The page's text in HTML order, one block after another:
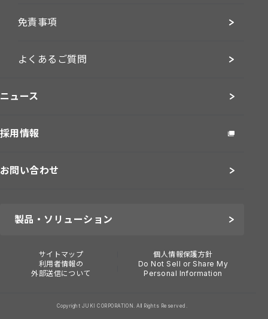
免責事項
よくあるご質問
ニュース
採用情報
お問い合わせ
製品・ソリューション
サイトマップ
個人情報保護方針
利用者情報の
外部送信について
Do Not Sell or Share My
Personal Information
Copyright JUKI CORPORATION. All Rights Reserved.